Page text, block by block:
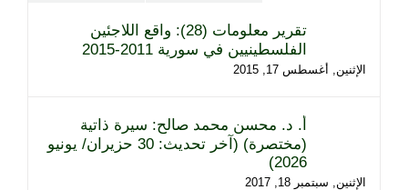
تقرير معلومات (28): واقع اللاجئين
الفلسطينيين في سورية 2011-2015
الإثنين, أغسطس 17, 2015
أ. د. محسن محمد صالح: سيرة ذاتية
(مختصرة) (آخر تحديث: 30 حزيران/ يونيو
2026)
الإثنين, سبتمبر 18, 2017